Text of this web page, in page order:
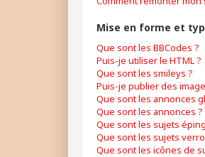
Mise en forme et
Que sont les BBCodes ?
Puis-je utiliser le HTML ?
Que sont les smileys ?
Puis-je publier des
Que sont les annonces
Que sont les annonces ?
Que sont les sujets
Que sont les sujets
Que sont les icônes de